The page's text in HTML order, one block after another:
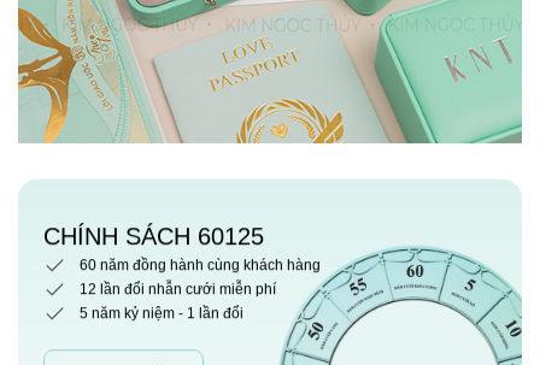
CHÍNH SÁCH 60125
60 năm đồng hành cùng khách hàng
12 lần đổi nhẫn cưới miễn phí
5 năm kỷ niệm - 1 lần đổi